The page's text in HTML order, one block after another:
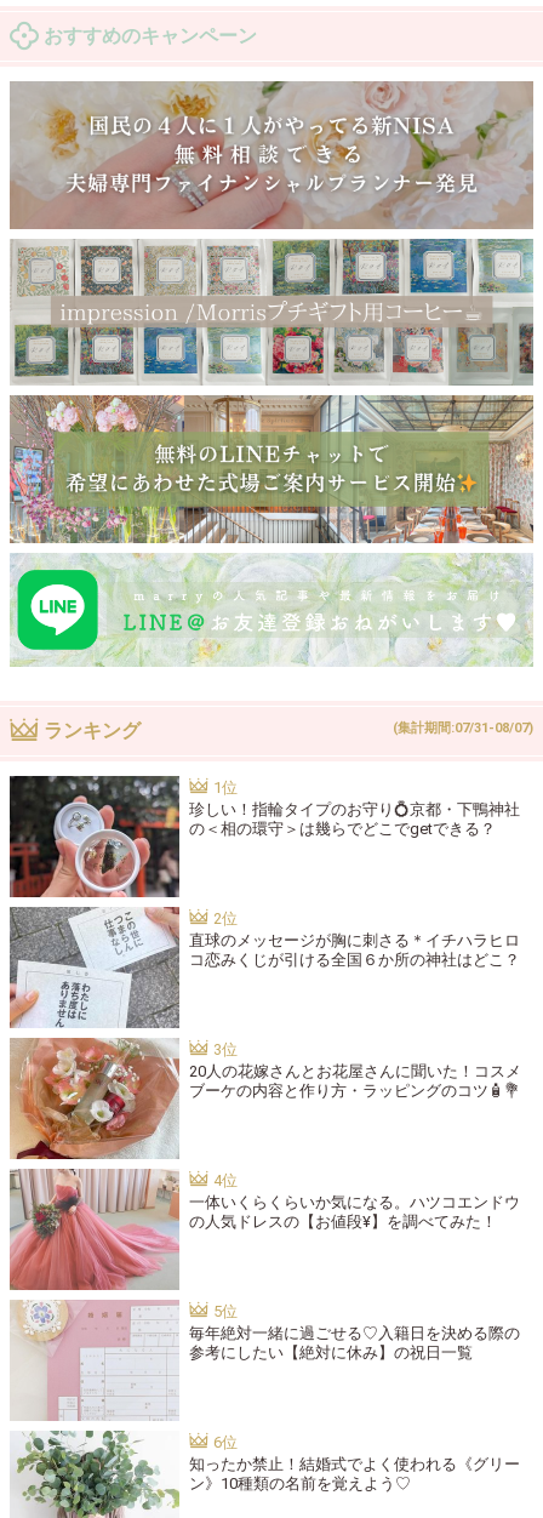
おすすめのキャンペーン
ランキング (集計期間:07/31-08/07)
珍しい！指輪タイプのお守り💍京都・下鴨神社
の＜相の環守＞は幾らでどこでgetできる？
直球のメッセージが胸に刺さる＊イチハラヒロ
コ恋みくじが引ける全国６か所の神社はどこ？
20人の花嫁さんとお花屋さんに聞いた！コスメ
ブーケの内容と作り方・ラッピングのコツ🧴💐
一体いくらくらいか気になる。ハツコエンドウ
の人気ドレスの【お値段¥】を調べてみた！
毎年絶対一緒に過ごせる♡入籍日を決める際の
参考にしたい【絶対に休み】の祝日一覧
知ったか禁止！結婚式でよく使われる《グリー
ン》10種類の名前を覚えよう♡